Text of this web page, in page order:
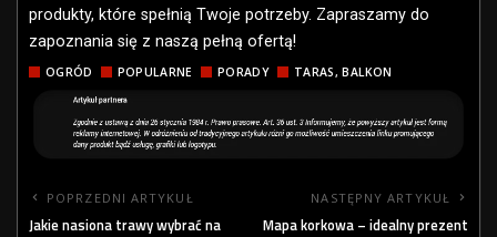
produkty, które spełnią Twoje potrzeby. Zapraszamy do
zapoznania się z naszą pełną ofertą!
OGRÓD POPULARNE PORADY TARAS, BALKON
POPRZEDNI ARTYKUŁ
Jakie nasiona trawy wybrać na
NASTĘPNY ARTYKUŁ
Mapa korkowa – idealny prezent